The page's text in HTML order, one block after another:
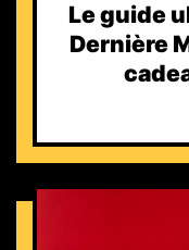
Le guide
Dernière